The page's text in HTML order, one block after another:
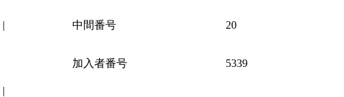
中間番号 20
加入者番号 5339